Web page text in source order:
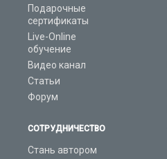
Подарочные
сертификаты
Live-Online
обучение
Видео канал
Статьи
Форум
СОТРУДНИЧЕСТВО
Стань автором